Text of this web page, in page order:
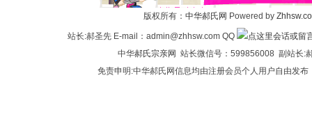
版权所有： 中华郝氏网 Powered by
站长:郝圣先 E-mail：admin@zhhsw.com QQ
中华郝氏宗亲网 站长微信号：599856008 副站长:
免责申明:中华郝氏网信息均由注册会员个人用户自由发